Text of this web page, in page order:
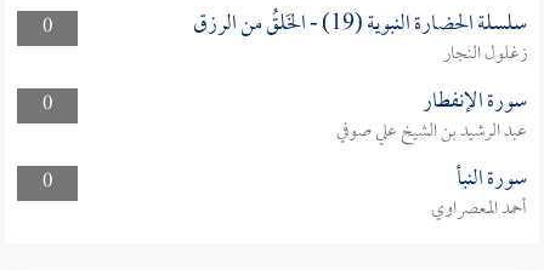
0
سلسلة الحضارة النبوية (19) - الخَلقُ من الرزق
زغلول النجار
0
سورة الإنفطار
عبد الرشيد بن الشيخ علي صوفي
0
سورة النبأ
أحمد المعصراوي